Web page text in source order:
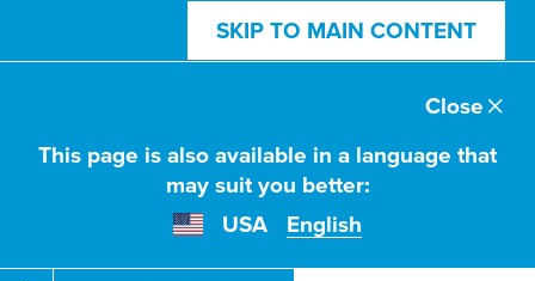
SKIP TO MAIN CONTENT
This page is also available in a language that
may suit you better:
USA
English
Close